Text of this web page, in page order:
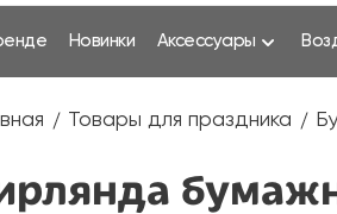
Новинки Аксессуары
Товары для праздника